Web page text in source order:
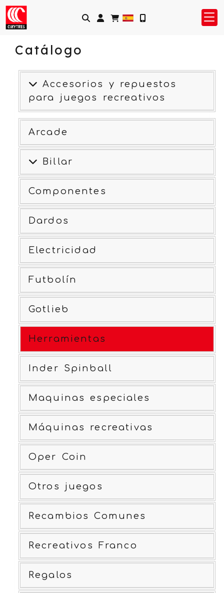
Identifícate
Catálogo
Accesorios y repuestos
para juegos recreativos
Arcade
Billar
Componentes
Dardos
Electricidad
Futbolín
Gotlieb
Herramientas
Inder Spinball
Maquinas especiales
Máquinas recreativas
Oper Coin
Otros juegos
Recambios Comunes
Recreativos Franco
Regalos